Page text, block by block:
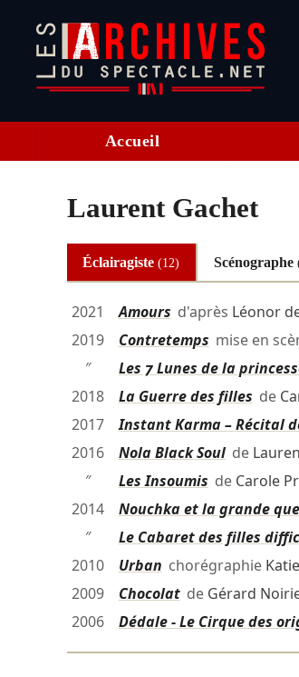
Accueil
Laurent Gachet
Éclairagiste(12) Scénographe
2021 Amours d'après Léonor
2019
Contretemps mise en
″
Les 7 Lunes de la
2018
La Guerre des filles de
2017
Instant Karma – Récital
2016
Nola Black Soulde
″
Les Insoumis de Carole
2014
Nouchka et la grande
″
Le Cabaret des filles
2010
Urban chorégraphie
2009
Chocolatde Gérard
2006
Dédale - Le Cirque des